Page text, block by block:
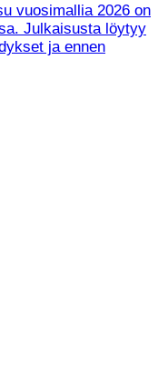
vuosimallia 2026 on
Julkaisusta löytyy
ja ennen